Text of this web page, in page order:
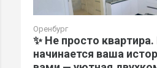
Оренбург
✨ Не просто
начинается ваша